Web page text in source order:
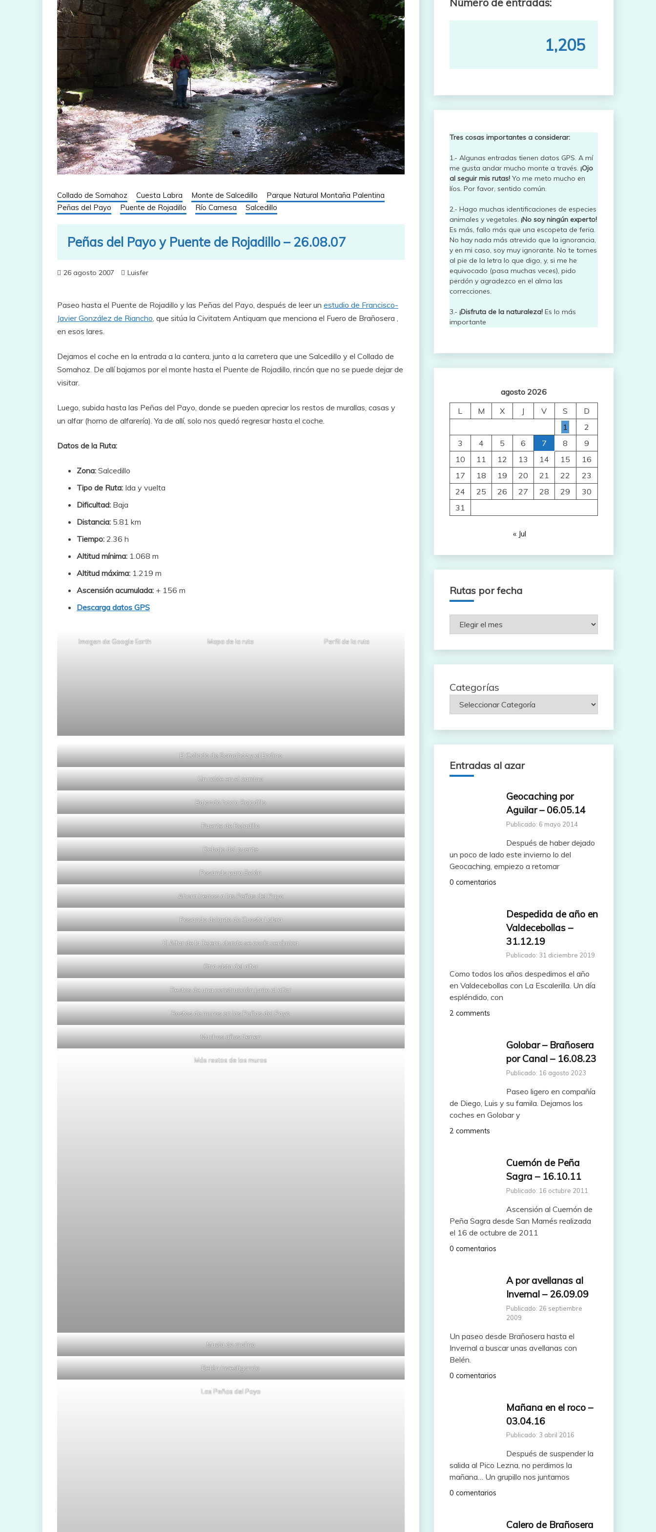
Collado de Somahoz Cuesta Labra Monte de Salcedillo
Parque Natural Montaña Palentina
Peñas del Payo
Puente de Rojadillo Río Camesa Salcedillo
Peñas del Payo y Puente de Rojadillo – 26.08.07
26 agosto 2007 Luisfer
Paseo hasta el Puente de Rojadillo y las Peñas del Payo, después de leer un estudio de Francisco-
Javier González de Riancho, que sitúa la Civitatem Antiquam que menciona el Fuero de Brañosera ,
en esos lares.
Dejamos el coche en la entrada a la cantera, junto a la carretera que une Salcedillo y el Collado de
Somahoz. De allí bajamos por el monte hasta el Puente de Rojadillo, rincón que no se puede dejar de
visitar.
Luego, subida hasta las Peñas del Payo, donde se pueden apreciar los restos de murallas, casas y
un alfar (horno de alfarería). Ya de allí, solo nos quedó regresar hasta el coche.
Datos de la Ruta:
Zona: Salcedillo
Tipo de Ruta: Ida y vuelta
Dificultad: Baja
Distancia: 5.81 km
Tiempo: 2.36 h
Altitud mínima: 1.068 m
Altitud máxima: 1.219 m
Ascensión acumulada: + 156 m
Descarga datos GPS
Imagen de Google Earth Mapa de la ruta Perfil de la ruta
El Collado de Somahoz y el Endino
Un roble en el camino
Bajando hacia Rojadillo
Puente de Rojadillo
Debajo del puente
Posando para Belén
Ahora iremos a las Peñas del Payo
Posando delante de Cuesta Labra
El Alfar de la Tejera, donde se cocía cerámica
Otra vista del alfar
Restos de una construcción junto al alfar
Restos de muros en las Peñas del Payo
Muchos años tienen
Más restos de los muros
Muela de molino
Belén investigando
Las Peñas del Payo
1,205
Tres cosas importantes a considerar:
1.- Algunas entradas tienen datos GPS. A mí
me gusta andar mucho monte a través. ¡Ojo
al seguir mis rutas!Yo me meto mucho en
líos. Por favor, sentido común.
2.- Hago muchas identificaciones de especies
animales y vegetales. ¡No soy ningún experto!
Es más, fallo más que una escopeta de feria.
No hay nada más atrevido que la ignorancia,
y en mi caso, soy muy ignorante. No te tomes
al pie de la letra lo que digo, y, si me he
equivocado (pasa muchas veces), pido
perdón y agradezco en el alma las
correcciones.
3.- ¡Disfruta de la naturaleza!Es lo más
importante
agosto 2026
L
M X J V S
D
1
2
3
4 5 6 7 8
9
10
11 12 13 14 15
16
17
18 19 20 21 22
23
24
25 26 27 28 29
30
31
« Jul
Rutas por fecha
Rutas
Categorías
Entradas al azar
Geocaching por
Aguilar – 06.05.14
Publicado: 6 mayo 2014
Después de haber dejado
un poco de lado este invierno lo del
Geocaching, empiezo a retomar
0 comentarios
Despedida de año en
Valdecebollas –
31.12.19
Publicado: 31 diciembre 2019
Como todos los años despedimos el año
en Valdecebollas con La Escalerilla. Un día
espléndido, con
2 comments
Golobar – Brañosera
por Canal – 16.08.23
Publicado: 16 agosto 2023
Paseo ligero en compañía
de Diego, Luis y su famila. Dejamos los
coches en Golobar y
2 comments
Cuernón de Peña
Sagra – 16.10.11
Publicado: 16 octubre 2011
Ascensión al Cuernón de
Peña Sagra desde San Mamés realizada
el 16 de octubre de 2011
0 comentarios
A por avellanas al
Invernal – 26.09.09
Publicado: 26 septiembre
2009
Un paseo desde Brañosera hasta el
Invernal a buscar unas avellanas con
Belén.
0 comentarios
Mañana en el roco –
03.04.16
Publicado: 3 abril 2016
Después de suspender la
salida al Pico Lezna, no perdimos la
mañana… Un grupillo nos juntamos
0 comentarios
Calero de Brañosera